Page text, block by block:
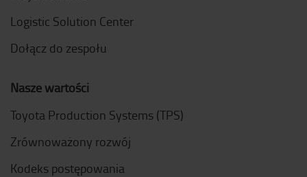
Logistic Solution Center
Dołącz do zespołu
Nasze wartości
Toyota Production Systems (TPS)
Zrównoważony rozwój
Kodeks postępowania